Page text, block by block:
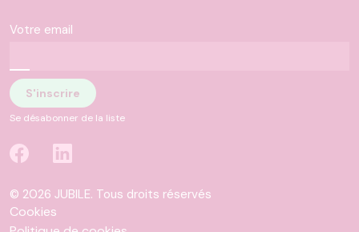
Votre email
Se désabonner de la liste
© 2026 JUBILE. Tous droits réservés
Cookies